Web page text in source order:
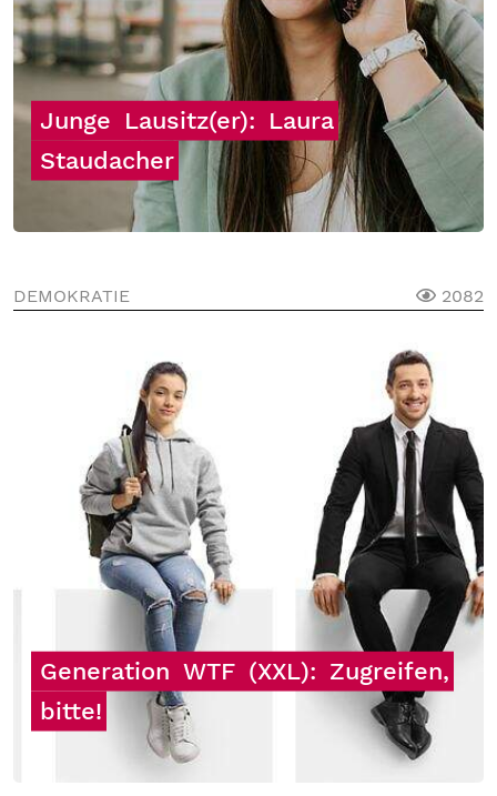
Junge Lausitz(er): Laura
Staudacher
DEMOKRATIE 2082
Generation WTF (XXL): Zugreifen,
bitte!